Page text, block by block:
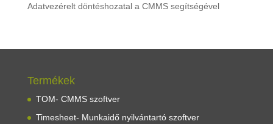
Adatvezérelt döntéshozatal a CMMS segítségével
Termékek
TOM- CMMS szoftver
Timesheet- Munkaidő nyilvántartó szoftver